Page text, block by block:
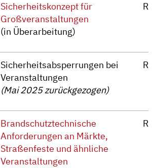
Sicherheitskonzept für
Großveranstaltungen
(in Überarbeitung)
Sicherheitsabsperrungen bei
Veranstaltungen
(Mai 2025 zurückgezogen)
Brandschutztechnische
Anforderungen an Märkte,
Straßenfeste und ähnliche
Veranstaltungen